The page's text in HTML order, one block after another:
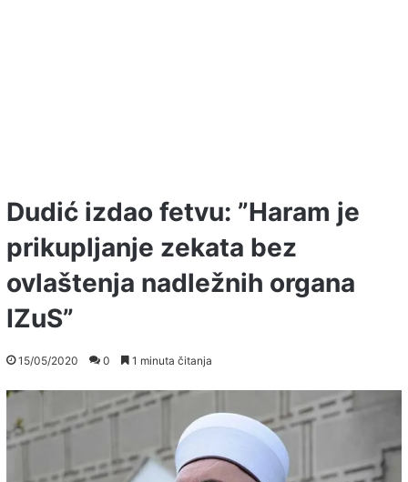
Dudić izdao fetvu: ”Haram je
prikupljanje zekata bez
ovlaštenja nadležnih organa
IZuS”
15/05/2020 0 1 minuta čitanja